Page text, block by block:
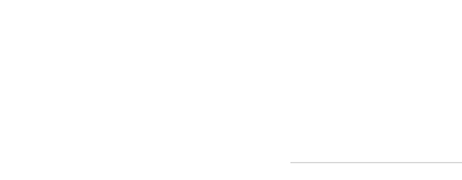
사랑의